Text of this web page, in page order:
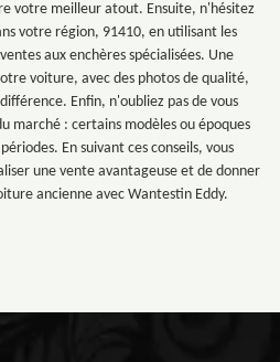
votre meilleur atout. Ensuite, n'hésitez
votre région, 91410, en utilisant les
aux enchères spécialisées. Une
voiture, avec des photos de qualité,
Enfin, n'oubliez pas de vous
marché : certains modèles ou époques
En suivant ces conseils, vous
une vente avantageuse et de donner
ancienne avec Wantestin Eddy.